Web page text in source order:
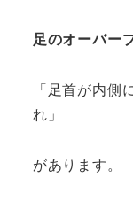
足のオーバー
「足首が内側
れ」
があります。